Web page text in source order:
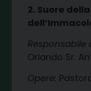
2. Suore
Responsabile
Orlando Sr.
Opere: